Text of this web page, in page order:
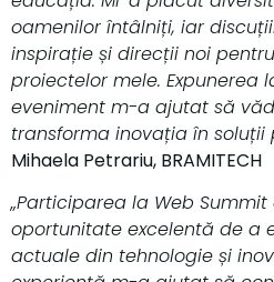
oamenilor întâlniți, iar
inspirație și direcții noi
proiectelor mele. Expunerea
eveniment m-a ajutat să
transforma inovația în soluții
Mihaela Petrariu, BRAMITECH
„Participarea la Web
oportunitate excelentă de a
actuale din tehnologie și